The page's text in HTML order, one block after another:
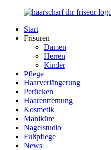
Zurück
Inhalt
Haarscharf
Händen
Start
Frisuren
Damen
Herren
Kinder
Pflege
Haarverlängerung
Perücken
Haarentfernung
Kosmetik
Maniküre
Nagelstudio
Fußpflege
News